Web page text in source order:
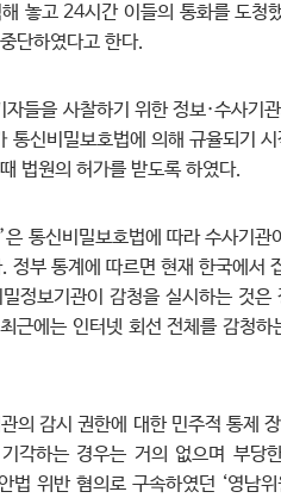
놓고 24시간 이들의 통화를 도청
단하였다고 한다.
들을 사찰하기 위한 정보·수사기
신비밀보호법에 의해 규율되기
법원의 허가를 받도록 하였다.
통신비밀보호법에 따라 수사기관
부 통계에 따르면 현재 한국에서
정보기관이 감청을 실시하는 것
근에는 인터넷 회선 전체를 감청
의 감시 권한에 대한 민주적 통제
각하는 경우는 거의 없으며 부당
위반 혐의로 구속하였던 ‘영남